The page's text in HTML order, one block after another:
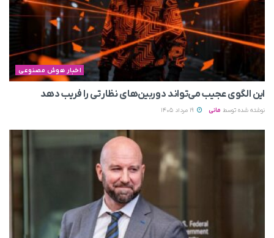
اخبار هوش مصنوعی
این الگوی عجیب می‌تواند دوربین‌های نظارتی را فریب دهد
نوشته شده توسط مانی